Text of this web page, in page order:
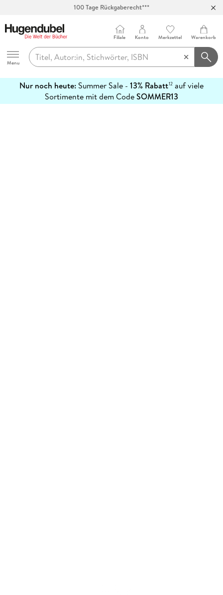
100 Tage Rückgaberecht***
Hugendubel
Menu
Filiale Konto Merkzettel Warenkorb
Nur noch heute: Summer Sale - 13% Rabatt12 auf viele
Sortimente mit dem CodeSOMMER13
erfahren